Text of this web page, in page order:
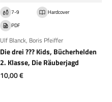
7-9
Hardcover
PDF
Ulf Blanck, Boris Pfeiffer
Die drei ??? Kids, Bücherhelden
2. Klasse, Die Räuberjagd
Angebot
10,00 €